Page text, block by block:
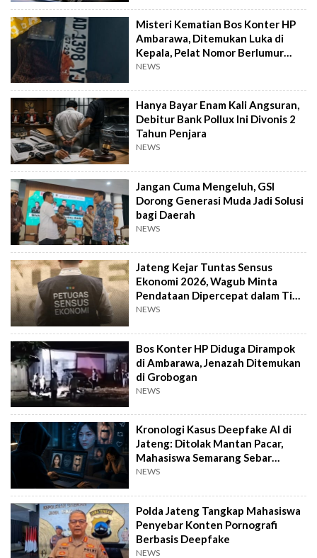
Misteri Kematian Bos Konter HP
Ambarawa, Ditemukan Luka di
Kepala, Pelat Nomor Berlumur
Darah
NEWS
Hanya Bayar Enam Kali Angsuran,
Debitur Bank Pollux Ini Divonis 2
Tahun Penjara
NEWS
Jangan Cuma Mengeluh, GSI
Dorong Generasi Muda Jadi Solusi
bagi Daerah
NEWS
Jateng Kejar Tuntas Sensus
Ekonomi 2026, Wagub Minta
Pendataan Dipercepat dalam Tiga
Pekan
NEWS
Bos Konter HP Diduga Dirampok
di Ambarawa, Jenazah Ditemukan
di Grobogan
NEWS
Kronologi Kasus Deepfake AI di
Jateng: Ditolak Mantan Pacar,
Mahasiswa Semarang Sebar
Konten Porno
NEWS
Polda Jateng Tangkap Mahasiswa
Penyebar Konten Pornografi
Berbasis Deepfake
NEWS